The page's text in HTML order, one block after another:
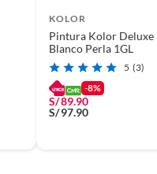
KOLOR
Pintura Kolor Deluxe
Blanco Perla 1GL
5 (3)
-8%
S/89.90
S/97.90